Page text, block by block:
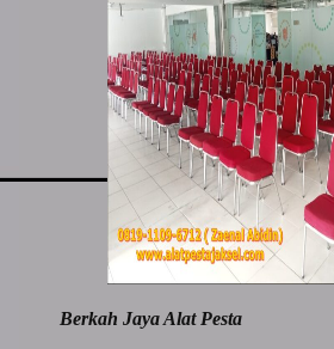
Berkah Jaya Alat Pesta